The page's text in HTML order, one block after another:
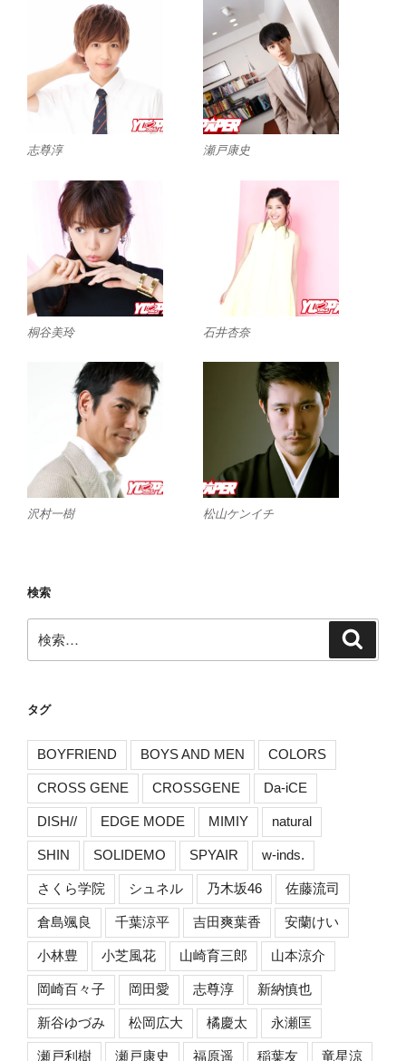
志尊淳 瀬戸康史
桐谷美玲 石井杏奈
沢村一樹 松山ケンイチ
検索
索:
タグ
BOYFRIEND BOYS AND MEN COLORS
CROSS GENE CROSSGENE Da-iCE
DISH// EDGE MODE MIMIY natural
SHIN SOLIDEMO SPYAIR w-inds.
さくら学院 シュネル 乃木坂46 佐藤流司
倉島颯良 千葉涼平 吉田爽葉香 安蘭けい
小林豊 小芝風花 山崎育三郎 山本涼介
岡崎百々子 岡田愛 志尊淳 新納慎也
新谷ゆづみ 松岡広大 橘慶太 永瀬匡
瀬戸利樹 瀬戸康史 福原遥 稲葉友 竜星涼